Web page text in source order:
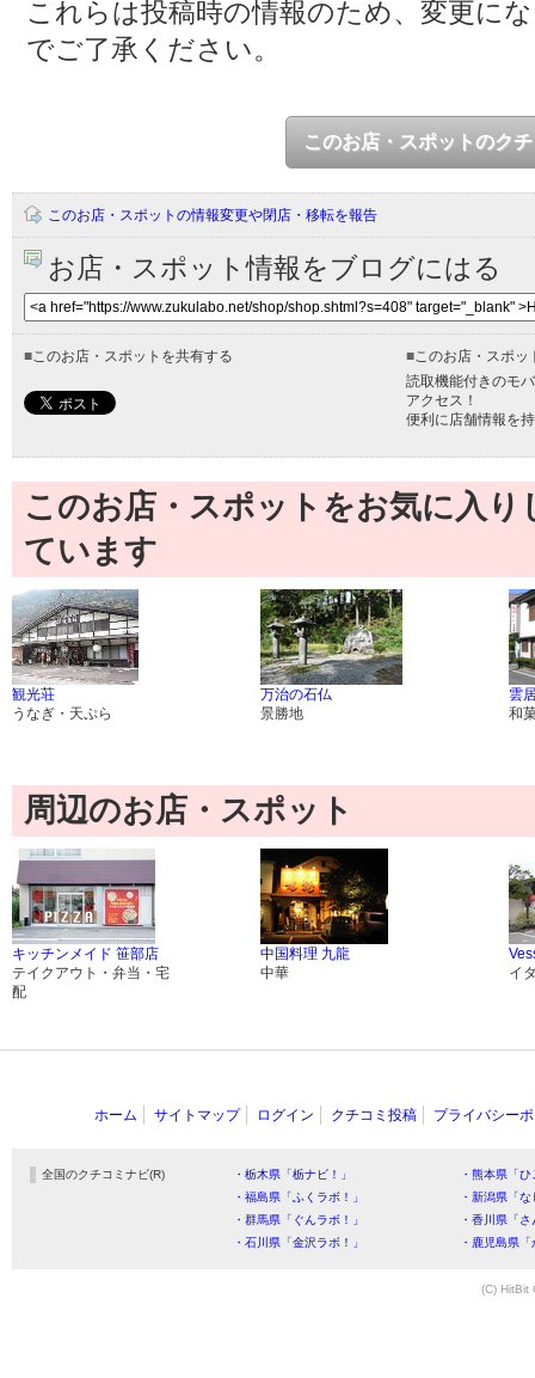
これらは投稿時の情報のため、変更に
でご了承ください。
このお店・スポットのク
このお店・スポットの情報変更や閉店・移転を報告
お店・スポット情報をブログにはる
■このお店・スポットを共有する ■このお店・スポッ
読取機能付きのモ
アクセス！
便利に店舗情報を
このお店・スポットをお気に入
ています
観光荘
うなぎ・天ぷら
万治の石仏
景勝地
雲
和
周辺のお店・スポット
キッチンメイド 笹部店
テイクアウト・弁当・宅
配
中国料理 九龍
中華
イ
ホーム サイトマップ ログイン クチコミ投稿 プライバシー
全国のクチコミナビ(R) ・栃木県「栃ナビ！」
・熊本県「
・福島県「ふくラボ！」
・新潟県「
・群馬県「ぐんラボ！」
・香川県「
・石川県「金沢ラボ！」
・鹿児島県
(C) HitBit